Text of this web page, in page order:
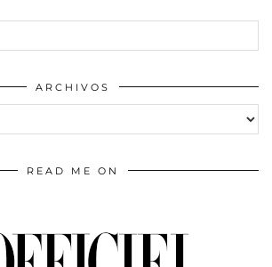
ARCHIVOS
READ ME ON